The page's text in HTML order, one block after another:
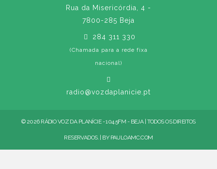
Rua da Misericórdia, 4 -
7800-285 Beja
284 311 330
(Chamada para a rede fixa
nacional)
radio@vozdaplanicie.pt
© 2026 RÁDIO VOZ DA PLANÍCIE - 104.5FM - BEJA | TODOS OS DIREITOS
RESERVADOS. | BY PAULOAMC.COM